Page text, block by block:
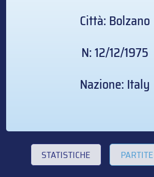
Città: Bolzano
N: 12/12/1975
Nazione: Italy
STATISTICHE